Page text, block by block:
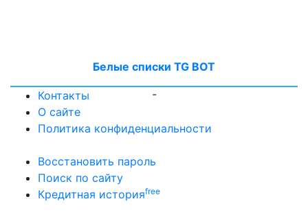
Белые списки TG BOT
-
Контакты
О сайте
Политика конфиденциальности
Восстановить пароль
Поиск по сайту
Кредитная историяfree